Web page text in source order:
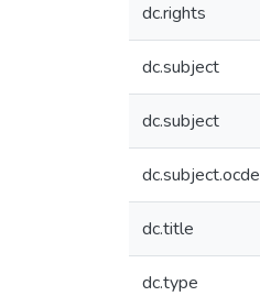
dc.rights
dc.subject
dc.subject
dc.subject.ocde
dc.title
dc.type